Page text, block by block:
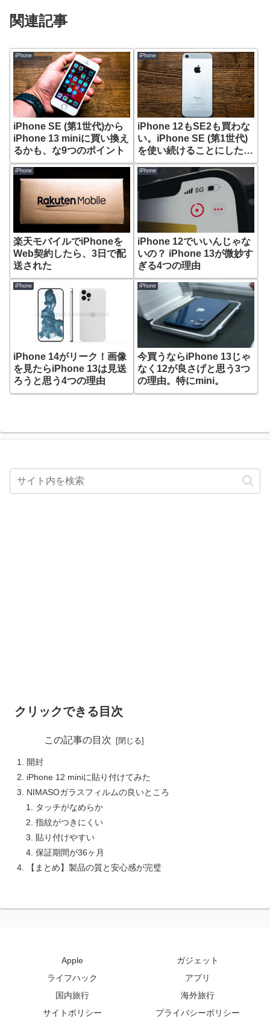
関連記事
iPhone
iPhone SE (第1世代)から
iPhone 13 miniに買い換え
るかも、な9つのポイント
iPhone
iPhone 12もSE2も買わな
い。iPhone SE (第1世代)
を使い続けることにした7
つの理由
iPhone
楽天モバイルでiPhoneを
Web契約したら、3日で配
送された
iPhone
iPhone 12でいいんじゃな
いの？ iPhone 13が微妙す
ぎる4つの理由
iPhone
iPhone 14がリーク！画像
を見たらiPhone 13は見送
ろうと思う4つの理由
iPhone
今買うならiPhone 13じゃ
なく12が良さげと思う3つ
の理由。特にmini。
クリックできる目次
この記事の目次
開封
iPhone 12 miniに貼り付けてみた
NIMASOガラスフィルムの良いところ
タッチがなめらか
指紋がつきにくい
貼り付けやすい
保証期間が36ヶ月
【まとめ】製品の質と安心感が完璧
Apple
ガジェット
ライフハック
アプリ
国内旅行
海外旅行
サイトポリシー
プライバシーポリシー